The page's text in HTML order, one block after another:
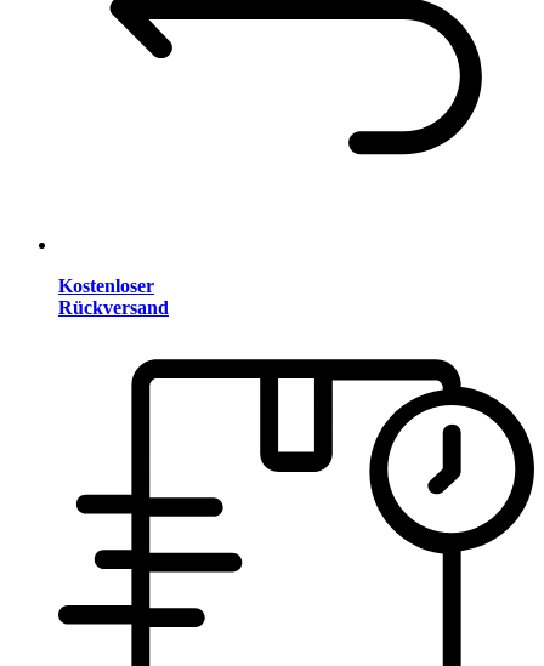
Kostenloser
Rückversand